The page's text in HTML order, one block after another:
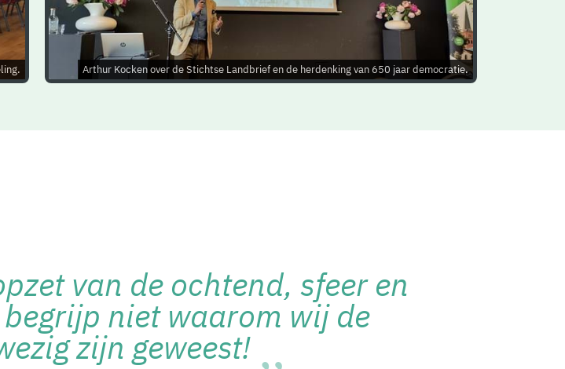
Arthur Kocken over de Stichtse Landbrief en de herdenking van 650 jaar democratie.
van de ochtend, sfeer en
niet waarom wij de
zijn geweest!